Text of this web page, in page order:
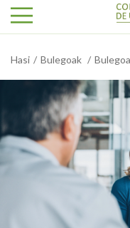
Hasi Bulegoak